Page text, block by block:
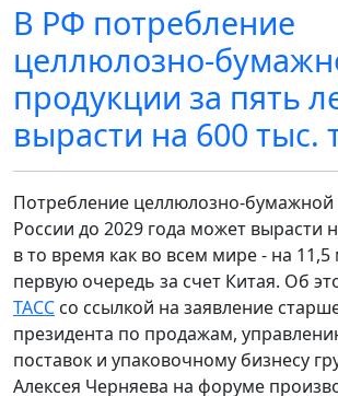
В РФ потребление
целлюлозно-
продукции за пять
вырасти на 600 тыс.
Потребление целлюлозно-бумажной
России до 2029 года может вырасти
в то время как во всем мире - на
первую очередь за счет Китая. Об
ТАСС со ссылкой на заявление
президента по продажам,
поставок и упаковочному бизнесу
Алексея Черняева на форуме